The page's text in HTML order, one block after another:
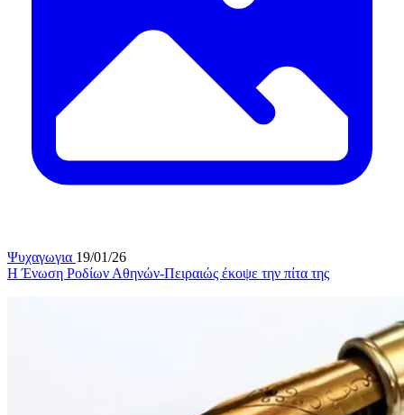
Ψυχαγωγια 19/01/26
Η Ένωση Ροδίων Αθηνών-Πειραιώς έκοψε την πίτα της